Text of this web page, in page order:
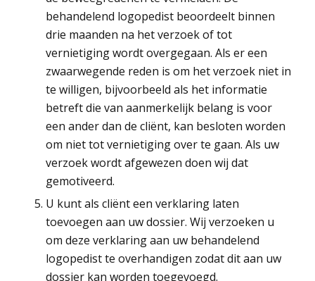
behandelend logopedist beoordeelt binnen
drie maanden na het verzoek of tot
vernietiging wordt overgegaan. Als er een
zwaarwegende reden is om het verzoek niet in
te willigen, bijvoorbeeld als het informatie
betreft die van aanmerkelijk belang is voor
een ander dan de cliënt, kan besloten worden
om niet tot vernietiging over te gaan. Als uw
verzoek wordt afgewezen doen wij dat
gemotiveerd.
U kunt als cliënt een verklaring laten
toevoegen aan uw dossier. Wij verzoeken u
om deze verklaring aan uw behandelend
logopedist te overhandigen zodat dit aan uw
dossier kan worden toegevoegd.